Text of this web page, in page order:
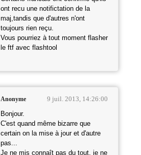
ont recu une notifictation de la
maj,tandis que d'autres n'ont
toujours rien reçu.
Vous pourriez à tout moment flasher
le ftf avec flashtool
Anonyme 9 juil. 2013, 14:26:00
Bonjour.
C'est quand même bizarre que
certain on la mise à jour et d'autre
pas...
Je ne mis connaît pas du tout, je ne